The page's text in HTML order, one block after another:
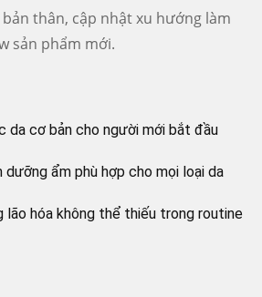
thân, cập nhật xu hướng làm
sản phẩm mới.
da cơ bản cho người mới bắt đầu
ẩm phù hợp cho mọi loại da
lão hóa không thể thiếu trong routine